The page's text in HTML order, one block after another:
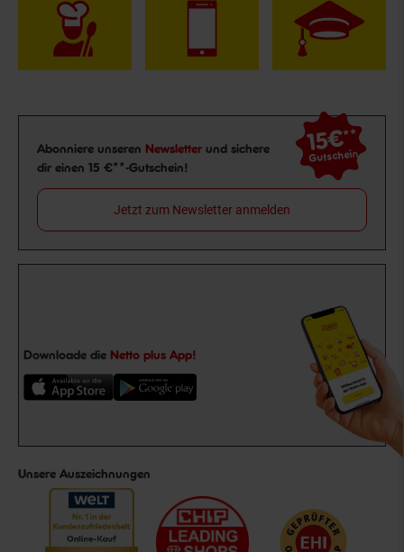
Newsletter Anmeldung
Abonniere unseren Newsletter und sichere
dir einen 15 €**-Gutschein!
15€**
Gutschein
Jetzt zum Newsletter anmelden
Downloade die Netto plus App!
Unsere Auszeichnungen